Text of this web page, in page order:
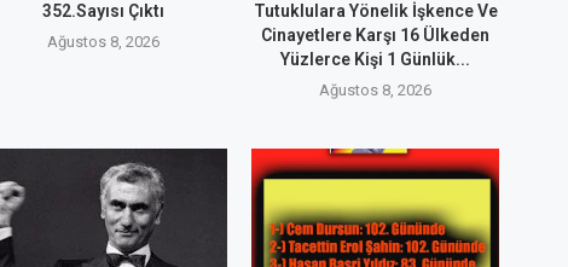
352.Sayısı Çıktı
Ağustos 8, 2026
Tutuklulara Yönelik İşkence Ve
Cinayetlere Karşı 16 Ülkeden
Yüzlerce Kişi 1 Günlük...
Ağustos 8, 2026